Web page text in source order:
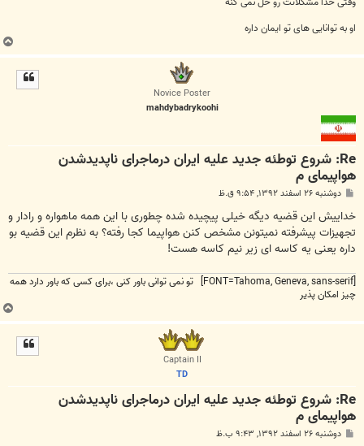
او به توانایی های تو ایمان داره
ب
ا
Novice Poster
mahdybadrykoohi
Re: شروع توطئه جدید علیه ایران درماجرای ناپدیدشدن
هواپیمای م
پ
ت
دوشنبه ۲۶ اسفند ۱۳۹۲, ۹:۵۴ ق.ظ
خداییش این قضیه دیگه خیلی پیچیده شده چطوری با این همه ماهواره و رادار و
تجهیزات پیشرفته نمیتونن مشخص کنن هواپیما کجا رفته؟ به نظرم این قضیه بو
داره یعنی یه کاسه ای زیر نیم کاسه هست!
[FONT=Tahoma, Geneva, sans-serif] تو نمی توانی باور کنی ،برای کسی که باور دارد همه
چیز امکان پذیر
ب
ا
Captain II
TD
Re: شروع توطئه جدید علیه ایران درماجرای ناپدیدشدن
هواپیمای م
پ دوشنبه ۲۶ اسفند ۱۳۹۲, ۹:۴۳ ب.ظ